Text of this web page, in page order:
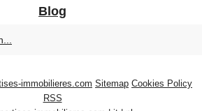
Blog
immobilieres.com Sitemap Cookies Policy
RSS